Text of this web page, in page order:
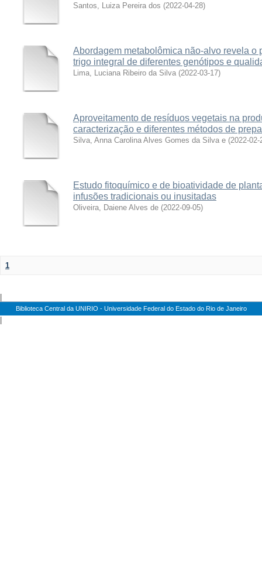
Santos, Luiza Pereira dos (2022-04-28)
Abordagem metabolômica não-alvo revela o
trigo integral de diferentes genótipos e
Lima, Luciana Ribeiro da Silva (2022-03-17)
Aproveitamento de resíduos vegetais na
caracterização e diferentes métodos de
Silva, Anna Carolina Alves Gomes da Silva e (2022-02-
Estudo fitoquímico e de bioatividade de
infusões tradicionais ou inusitadas
Oliveira, Daiene Alves de (2022-09-05)
1
Biblioteca Central da UNIRIO - Universidade Federal do Estado do Rio de Janeiro